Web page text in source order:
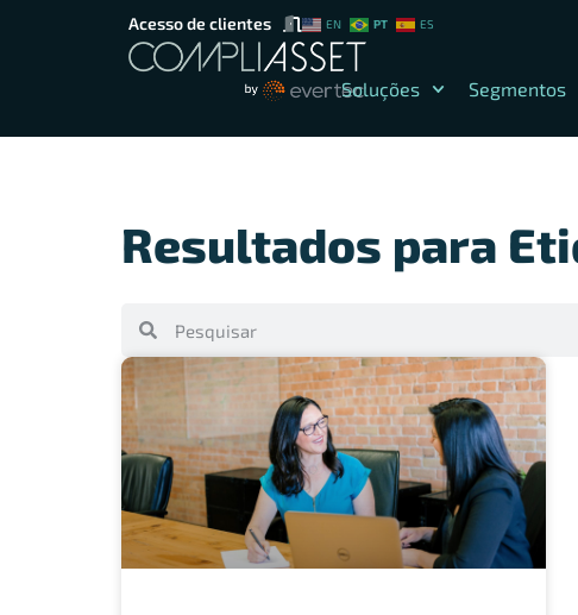
Acesso de clientes EN PT ES
Soluções Segmentos
Resultados para